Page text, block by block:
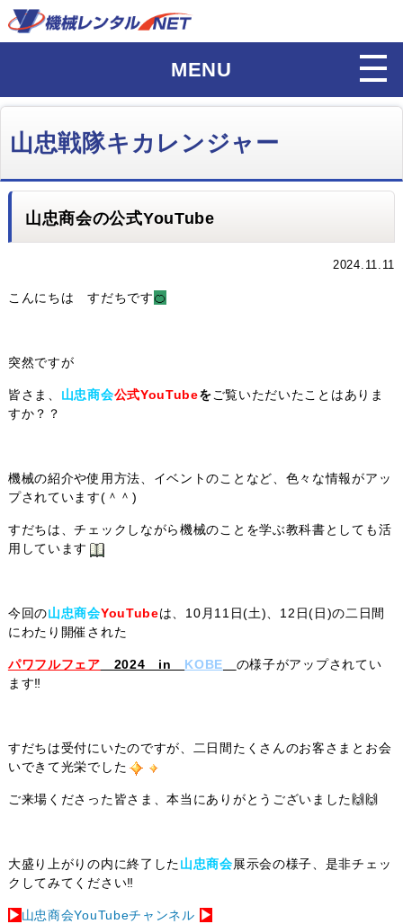
MENU
山忠戦隊キカレンジャー
山忠商会の公式YouTube
2024.11.11
こんにちは すだちです🍊
突然ですが
皆さま、 山忠商会公式YouTubeをご覧いただいたことはありま
すか？？
機械の紹介や使用方法、イベントのことなど、色々な情報がアッ
プされています(＾＾)
すだちは、チェックしながら機械のことを学ぶ教科書としても活
用しています
今回の山忠商会YouTubeは、10月11日(土)、12日(日)の二日間
にわたり開催された
パワフルフェア 2024 in KOBE
の様子がアップされてい
ます‼
すだちは受付にいたのですが、二日間たくさんのお客さまとお会
いできて光栄でした
ご来場くださった皆さま、本当にありがとうございました🙌🙌
大盛り上がりの内に終了した山忠商会展示会の様子、是非チェッ
クしてみてください‼
▶ 山忠商会YouTubeチャンネル ▶